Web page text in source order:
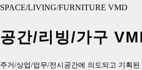
SPACE/LIVING/FURNITURE VMD
공간/리빙/가구
주거/상업/업무/전시공간에 의도되고 기획